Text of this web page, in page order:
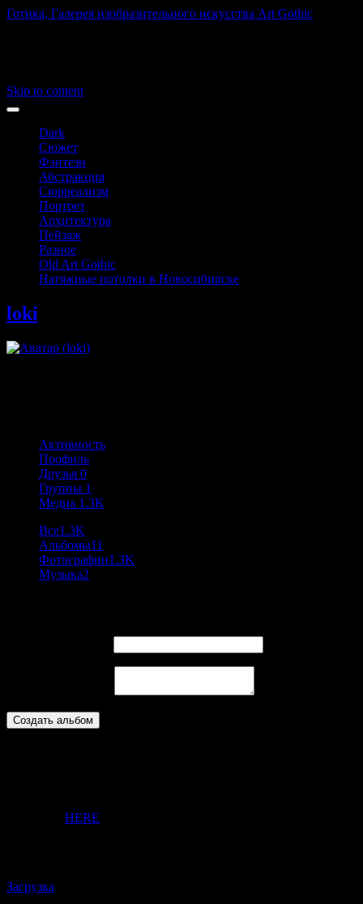
Готика, Галерея изобразительного искусства Art Gothic
Skip to content
Dark
Сюжет
Фэнтези
Абстракция
Сюрреализм
Портрет
Архитектура
Пейзаж
Разное
Old Art Gothic
Натяжные потолки в Новосибирске
loki
Активность
Профиль
Друзья 0
Группы 1
Медиа 1.3K
Все1.3K
Альбомы11
Фотографии1.3K
Музыка2
Создать альбом
HERE
Загрузка